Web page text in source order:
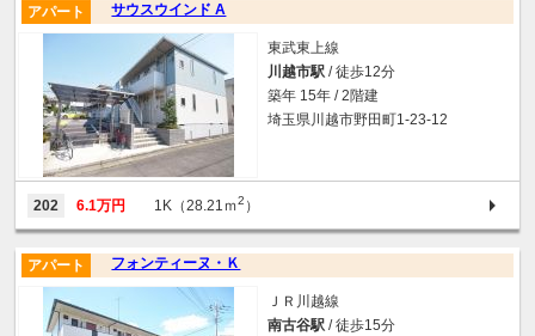
サウスウインド A
アパート
東武東上線
川越市駅 / 徒歩12分
築年 15年 / 2階建
埼玉県川越市野田町1-23-12
202 6.1万円 1K（28.21ｍ2 ）
フォンティーヌ・Ｋ
アパート
ＪＲ川越線
南古谷駅 / 徒歩15分